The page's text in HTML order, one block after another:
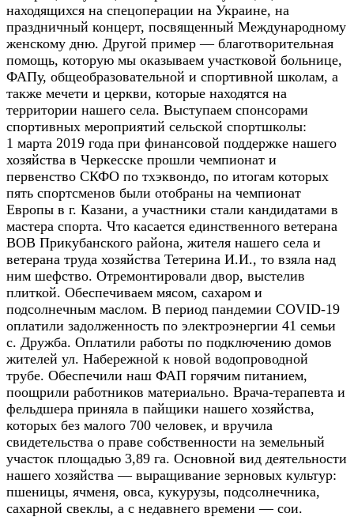
находящихся на спецоперации на Украине, на
праздничный концерт, посвященный Международному
женскому дню. Другой пример — благотворительная
помощь, которую мы оказываем участковой больнице,
ФАПу, общеобразовательной и спортивной школам, а
также мечети и церкви, которые находятся на
территории нашего села. Выступаем спонсорами
спортивных мероприятий сельской спортшколы:
1 марта 2019 года при финансовой поддержке нашего
хозяйства в Черкесске прошли чемпионат и
первенство СКФО по тхэквондо, по итогам которых
пять спортсменов были отобраны на чемпионат
Европы в г. Казани, а участники стали кандидатами в
мастера спорта. Что касается единственного ветерана
ВОВ Прикубанского района, жителя нашего села и
ветерана труда хозяйства Тетерина И.И., то взяла над
ним шефство. Отремонтировали двор, выстелив
плиткой. Обеспечиваем мясом, сахаром и
подсолнечным маслом. В период пандемии COVID-19
оплатили задолженность по электроэнергии 41 семьи
с. Дружба. Оплатили работы по подключению домов
жителей ул. Набережной к новой водопроводной
трубе. Обеспечили наш ФАП горячим питанием,
поощрили работников материально. Врача-терапевта и
фельдшера приняла в пайщики нашего хозяйства,
которых без малого 700 человек, и вручила
свидетельства о праве собственности на земельный
участок площадью 3,89 га. Основной вид деятельности
нашего хозяйства — выращивание зерновых культур:
пшеницы, ячменя, овса, кукурузы, подсолнечника,
сахарной свеклы, а с недавнего времени — сои.